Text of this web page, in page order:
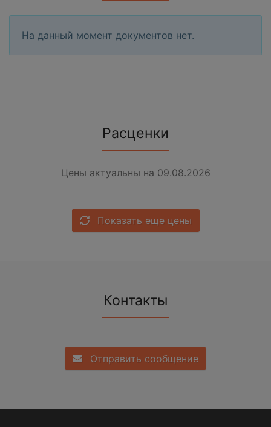
На данный момент документов нет.
Расценки
Цены актуальны на 09.08.2026
Показать еще цены
Контакты
Отправить сообщение